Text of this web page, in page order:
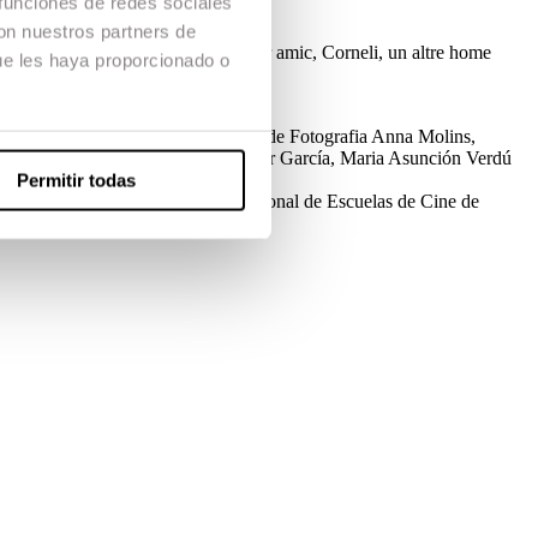
nuestros partners de
les haya proporcionado o
Permitir todas
ciutat. De camí visita el seu millor amic, Corneli, un altre home
Virginia Giménez Direcció de Fotografia Anna Molins,
Soledad SobaviaAnimacióVíctor García, Maria Asunción Verdú
Festival Internacional de Escuelas de Cine de